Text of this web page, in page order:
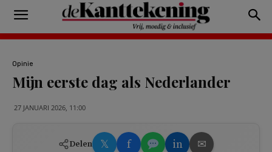
Opinie
Mijn eerste dag als Nederlander
27 JANUARI 2026, 11:00
Delen 𝕏 f in ✉